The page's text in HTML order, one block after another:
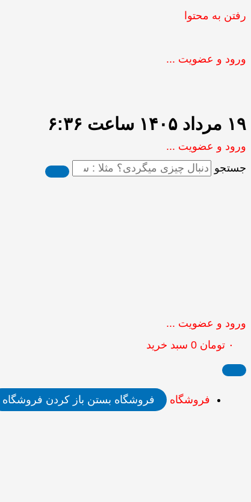
رفتن به محتوا
ورود و عضویت ...
۱۹ مرداد ۱۴۰۵ ساعت ۶:۳۶
ورود و عضویت ...
جستجو
ورود و عضویت ...
۰ تومان 0 سبد خرید
فروشگاه فروشگاه بستن باز کردن فروشگاه